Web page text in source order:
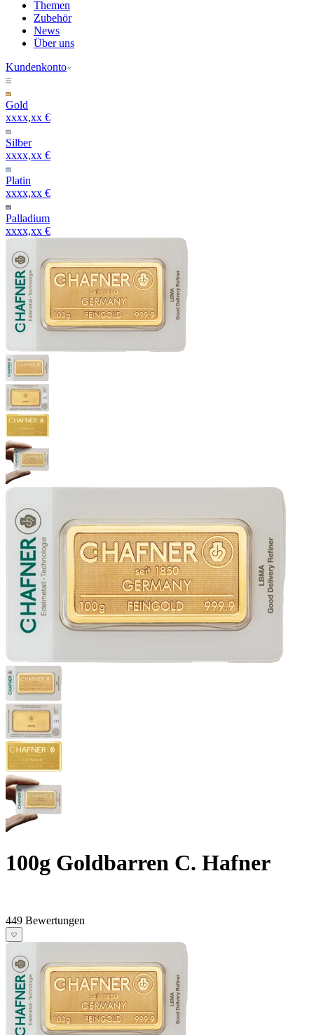
Themen
Zubehör
News
Über uns
Kundenkonto
Gold
xxxx,xx €
Silber
xxxx,xx €
Platin
xxxx,xx €
Palladium
xxxx,xx €
100g Goldbarren C. Hafner
449 Bewertungen